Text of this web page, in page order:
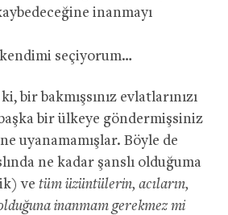
inanmayı
kendimi seçiyorum…
bir bakmışsınız evlatlarınızı
bir ülkeye göndermişsiniz
uyanamamışlar. Böyle de
ne kadar şanslı olduğuma
ve tüm üzüntülerin, acıların,
inanmam gerekmez mi